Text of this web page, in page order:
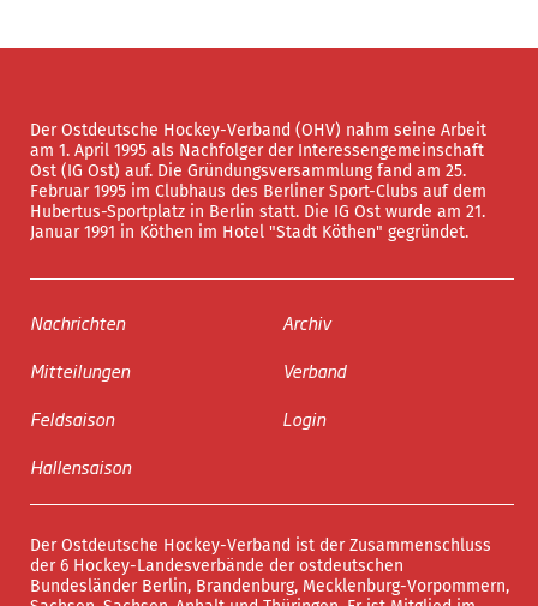
Der Ostdeutsche Hockey-Verband (OHV) nahm seine Arbeit
am 1. April 1995 als Nachfolger der Interessengemeinschaft
Ost (IG Ost) auf. Die Gründungsversammlung fand am 25.
Februar 1995 im Clubhaus des Berliner Sport-Clubs auf dem
Hubertus-Sportplatz in Berlin statt. Die IG Ost wurde am 21.
Januar 1991 in Köthen im Hotel "Stadt Köthen" gegründet.
Nachrichten
Mitteilungen
Feldsaison
Hallensaison
Archiv
Verband
Login
Der Ostdeutsche Hockey-Verband ist der Zusammenschluss
der 6 Hockey-Landesverbände der ostdeutschen
Bundesländer Berlin, Brandenburg, Mecklenburg-Vorpommern,